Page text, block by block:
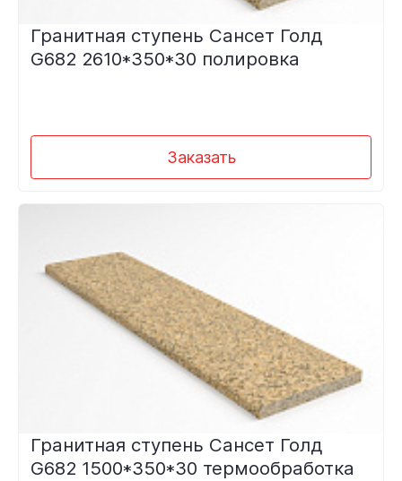
Гранитная ступень Сансет Голд
G682 2610*350*30 полировка
Заказать
Гранитная ступень Сансет Голд
G682 1500*350*30 термообработка